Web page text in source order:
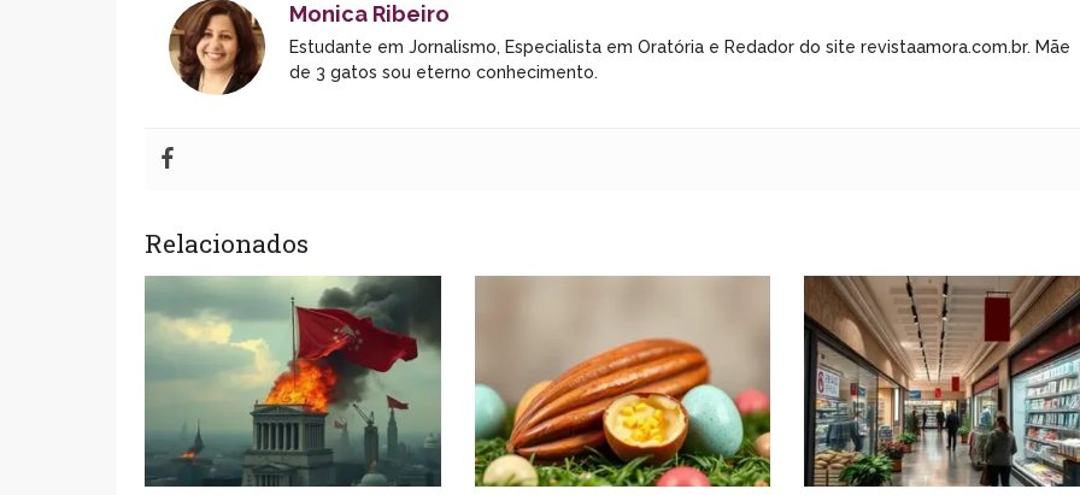
Monica Ribeiro
Estudante em Jornalismo, Especialista em Oratória e Redador do site revistaamora.com.br. Mãe
de 3 gatos sou eterno conhecimento.
Relacionados